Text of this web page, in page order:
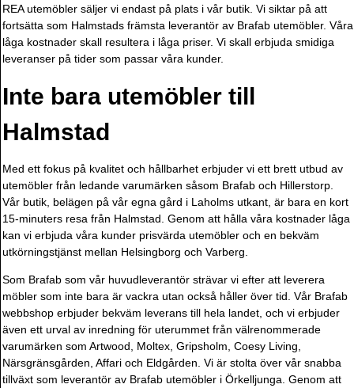
REA utemöbler säljer vi endast på plats i vår butik. Vi siktar på att
fortsätta som Halmstads främsta leverantör av Brafab utemöbler. Våra
låga kostnader skall resultera i låga priser. Vi skall erbjuda smidiga
leveranser på tider som passar våra kunder.
Inte bara utemöbler till
Halmstad
Med ett fokus på kvalitet och hållbarhet erbjuder vi ett brett utbud av
utemöbler från ledande varumärken såsom Brafab och Hillerstorp.
Vår butik, belägen på vår egna gård i Laholms utkant, är bara en kort
15-minuters resa från Halmstad. Genom att hålla våra kostnader låga
kan vi erbjuda våra kunder prisvärda utemöbler och en bekväm
utkörningstjänst mellan Helsingborg och Varberg.
Som Brafab som vår huvudleverantör strävar vi efter att leverera
möbler som inte bara är vackra utan också håller över tid. Vår Brafab
webbshop erbjuder bekväm leverans till hela landet, och vi erbjuder
även ett urval av inredning för uterummet från välrenommerade
varumärken som Artwood, Moltex, Gripsholm, Coesy Living,
Närsgränsgården, Affari och Eldgården. Vi är stolta över vår snabba
tillväxt som leverantör av Brafab utemöbler i Örkelljunga. Genom att